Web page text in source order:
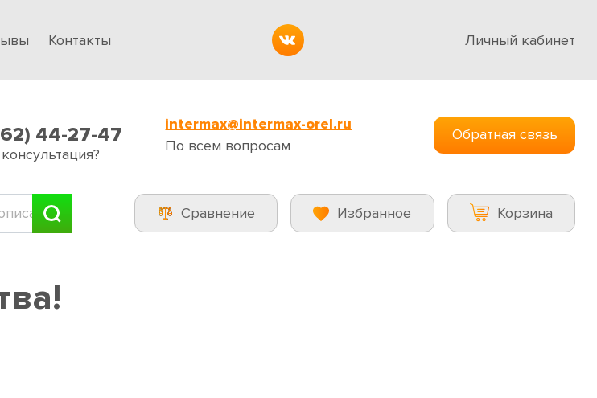
Контакты Личный кабинет
44-27-47
intermax@intermax-orel.ru
По всем вопросам
Обратная связь
Сравнение Избранное Корзина